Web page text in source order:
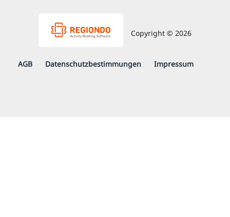
Copyright © 2026
AGB Daten­schutz­be­stim­mungen Impressum